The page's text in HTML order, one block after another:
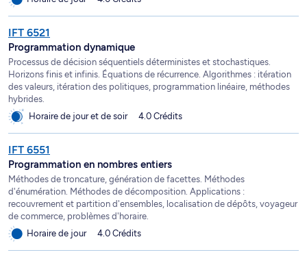
IFT 6521
Programmation dynamique
Processus de décision séquentiels déterministes et stochastiques.
Horizons finis et infinis. Équations de récurrence. Algorithmes : itération
des valeurs, itération des politiques, programmation linéaire, méthodes
hybrides.
Horaire de jour et de soir
4.0 Crédits
IFT 6551
Programmation en nombres entiers
Méthodes de troncature, génération de facettes. Méthodes
d'énumération. Méthodes de décomposition. Applications :
recouvrement et partition d'ensembles, localisation de dépôts, voyageur
de commerce, problèmes d'horaire.
Horaire de jour
4.0 Crédits